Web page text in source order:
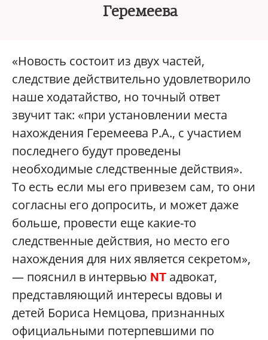
Геремеева
«Новость состоит из двух частей,
следствие действительно удовлетворило
наше ходатайство, но точный ответ
звучит так: «при установлении места
нахождения Геремеева Р.А., с участием
последнего будут проведены
необходимые следственные действия».
То есть если мы его привезем сам, то они
согласны его допросить, и может даже
больше, провести еще какие-то
следственные действия, но место его
нахождения для них является секретом»,
— пояснил в интервью NT адвокат,
представляющий интересы вдовы и
детей Бориса Немцова, признанных
официальными потерпевшими по